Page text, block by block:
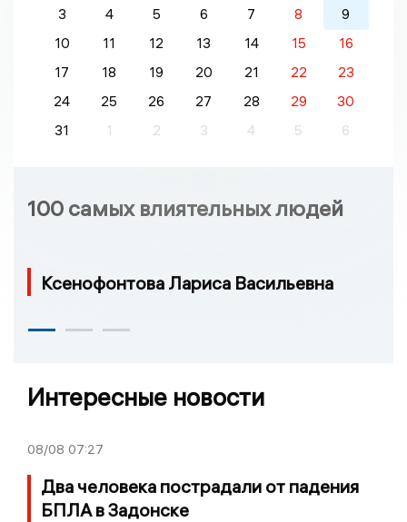
3
4 5 6 7 8
9
10
11 12 13 14 15
16
17
18 19 20 21 22
23
24
25 26 27 28 29
30
31
1 2 3 4 5 6
100 самых влиятельных людей
Ксенофонтова Лариса Васильевна
Интересные новости
08/08 07:27
Два человека пострадали от падения
БПЛА в Задонске